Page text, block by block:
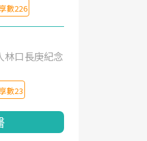
數226
林口長庚紀念
數23